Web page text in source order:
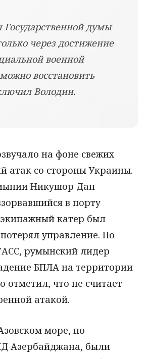
Государственной думы
через достижение
военной
восстановить
Володин.
на фоне свежих
атак со стороны Украины.
Никушор Дан
в порту
катер был
управление. По
румынский лидер
БПЛА на территории
отметил, что не считает
атакой.
море, по
Азербайджана, были